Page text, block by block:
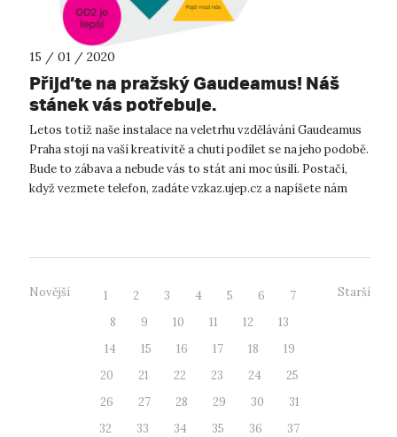
15 / 01 / 2020
Přijďte na pražský Gaudeamus! Náš
stánek vás potřebuje.
Letos totiž naše instalace na veletrhu vzdělávání Gaudeamus
Praha stojí na vaší kreativitě a chuti podílet se na jeho podobě.
Bude to zábava a nebude vás to stát ani moc úsilí. Postačí,
když vezmete telefon, zadáte vzkaz.ujep.cz a napíšete nám
Novější 1 2 3 4 5 6
7
8
9 10 11 12
13
14
15 16 17 18
19
20
21 22 23 24
25
26
27 28 29 30
31
32
33 34 35 36 37
Starší